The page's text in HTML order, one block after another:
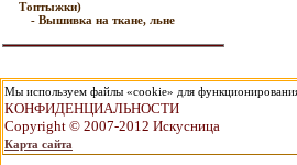
Топтыжки)
- Вышивка на ткане, льне
Мы используем файлы «cookie» для функционирования
КОНФИДЕНЦИАЛЬНОСТИ
Copyright © 2007-2012 Искусница
Карта сайта